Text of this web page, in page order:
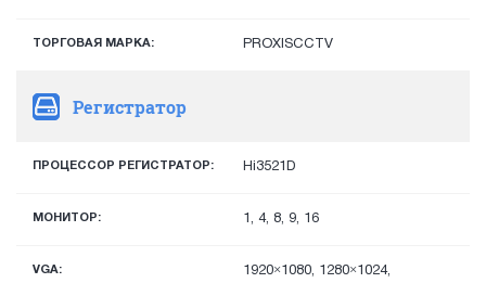
ТОРГОВАЯ МАРКА: PROXISCCTV
Регистратор
ПРОЦЕССОР РЕГИСТРАТОР: Hi3521D
МОНИТОР: 1, 4, 8, 9, 16
VGA:
1920×1080, 1280×1024,